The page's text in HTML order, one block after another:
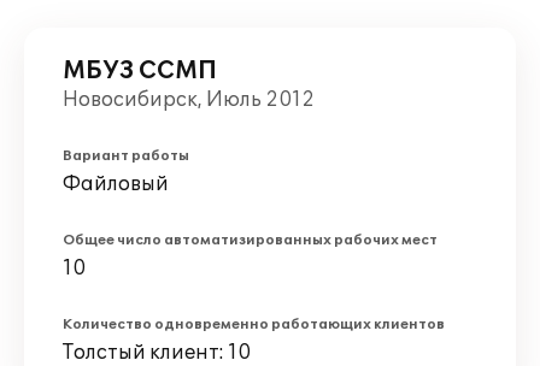
МБУЗ ССМП
Новосибирск, Июль 2012
Вариант работы
Файловый
Общее число автоматизированных рабочих мест
10
Количество одновременно работающих клиентов
Толстый клиент: 10